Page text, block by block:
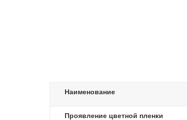
Наименование
Проявление цветной пленки